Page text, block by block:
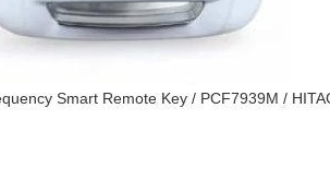
Smart Remote Key / PCF7939M /